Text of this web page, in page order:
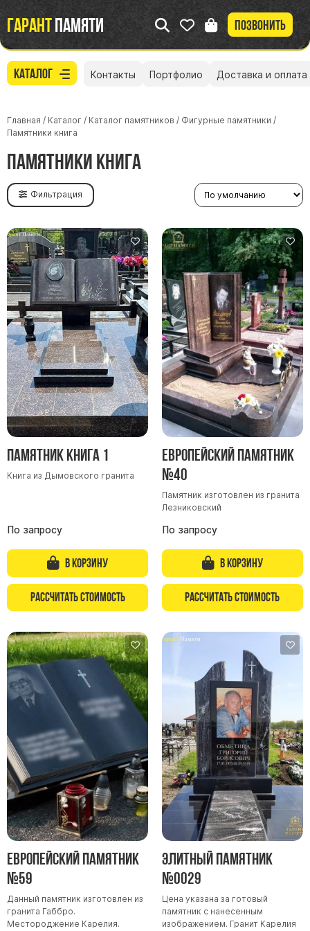
Гарантпамяти Позвонить
Каталог
Участникам СВО
Памятники из гранита
Памятники из мрамора
Элитные памятники
Резные памятники
Мемориальные комплексы
Памятники с полноформатным фото
Склеп
Cкульптуры ангел
Детские памятники
Европейские памятники
Памятники "Клипарт"
Семейные памятники ( памятники на двоих )
Зеркальные памятники
Памятники из белого мрамора Коелга
Креативные памятники
Кресты из белого мрамора
Фигурные памятники
Памятники в виде гитары
Памятники комбинированные
Памятники из цветного гранита
Памятники красные
Памятники красно-черные
Памятники коричневые
Памятники серые
Памятники зеленые
Памятники из Дымовского гранита
Контакты Портфолио Доставка и оплата
Главная / Каталог / Каталог памятников / Фигурные памятники /
Памятники книга
Памятники книга
Фильтрация
Памятник Книга 1
Книга из Дымовского гранита
По запросу
В корзину
Рассчитать стоимость
Европейский памятник
№40
Памятник изготовлен из гранита
Лезниковский
По запросу
В корзину
Рассчитать стоимость
Европейский памятник
№59
Данный памятник изготовлен из
гранита Габбро.
Местороджение Карелия.
Элитный памятник
№0029
Цена указана за готовый
памятник с нанесенным
изображением. Гранит Карелия